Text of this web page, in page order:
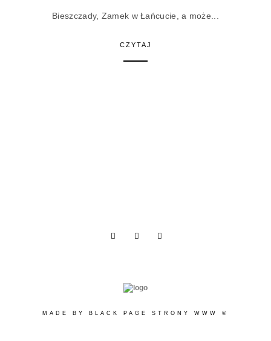
Bieszczady, Zamek w Łańcucie, a może...
CZYTAJ
MADE BY BLACK PAGE STRONY WWW ©